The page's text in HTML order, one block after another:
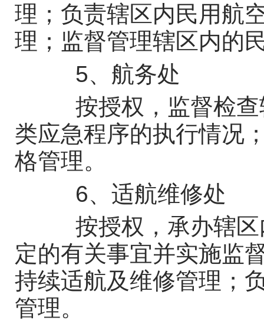
理；负责辖区内民用航
理；监督管理辖区内的
5、航务处
按授权，监督检查
类应急程序的执行情况
格管理。
6、适航维修处
按授权，承办辖区
定的有关事宜并实施监
持续适航及维修管理；
管理。